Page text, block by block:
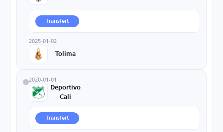
Transfert
2025-01-02
Tolima
2020-01-01
Deportivo
Cali
Transfert